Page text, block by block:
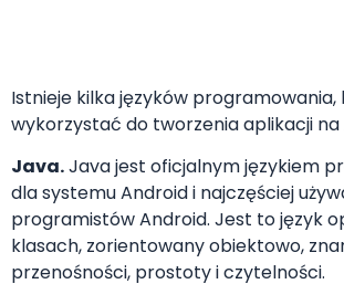
Istnieje kilka języków
wykorzystać do tworzenia aplikacji na
Java.Java jest oficjalnym językiem
dla systemu Android i najczęściej
programistów Android. Jest to język
klasach, zorientowany obiektowo,
przenośności, prostoty i czytelności.